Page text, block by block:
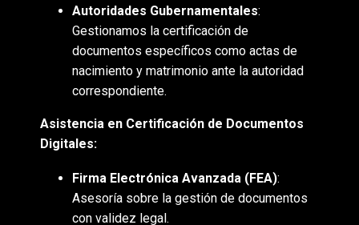
Autoridades Gubernamentales:
Gestionamos la certificación de
documentos específicos como actas de
nacimiento y matrimonio ante la autoridad
correspondiente.
Asistencia en Certificación de Documentos
Digitales:
Firma Electrónica Avanzada (FEA):
Asesoría sobre la gestión de documentos
con validez legal.